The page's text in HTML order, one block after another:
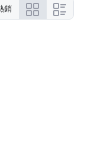
銷